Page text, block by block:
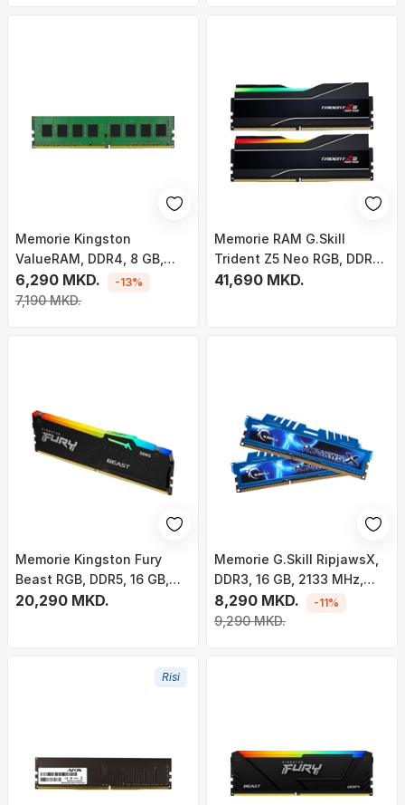
Memorie Kingston
ValueRAM, DDR4, 8 GB,
3200 MHz, CL22,
KVR32N22S6/8
6,290 MKD.
7,190 MKD.
-13%
Memorie RAM G.Skill
Trident Z5 Neo RGB, DDR5,
32 GB, 6000MHz, CL30
41,690 MKD.
Memorie Kingston Fury
Beast RGB, DDR5, 16 GB,
6000 MHz, CL30,
20,290 MKD.
Memorie G.Skill RipjawsX,
DDR3, 16 GB, 2133 MHz,
CL10, F3-2133C10D-16GXM
8,290 MKD.
9,290 MKD.
-11%
Risi